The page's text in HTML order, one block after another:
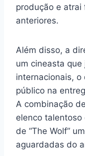
produção e atrai
anteriores.
Além disso, a
um cineasta
internacionais,
público na
A combinação
elenco
de “The Wolf”
aguardadas do